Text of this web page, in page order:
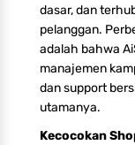
dasar, dan
pelanggan.
adalah bahwa
manajemen
dan support
utamanya.
Kecocokan